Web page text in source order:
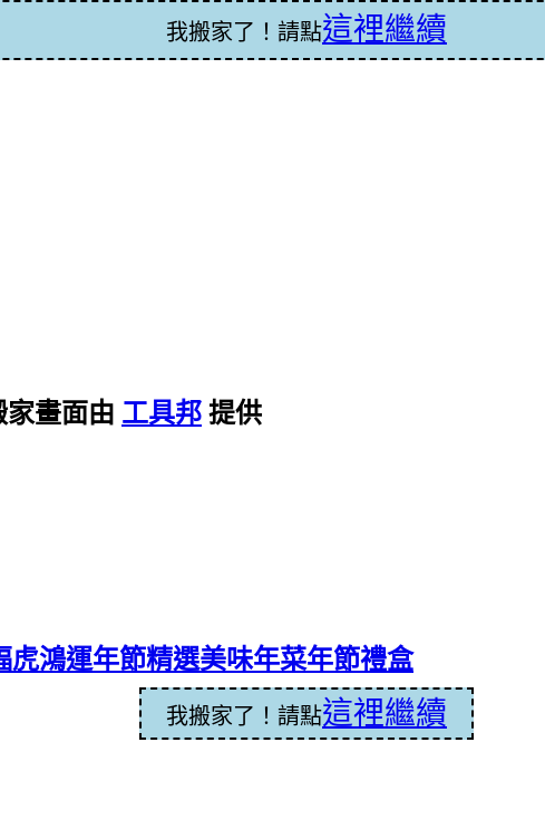
家畫面由 工具邦 提供
鴻運年節精選美味年菜年節禮盒
我搬家了！請點這裡繼續
我搬家了！請點這裡繼續